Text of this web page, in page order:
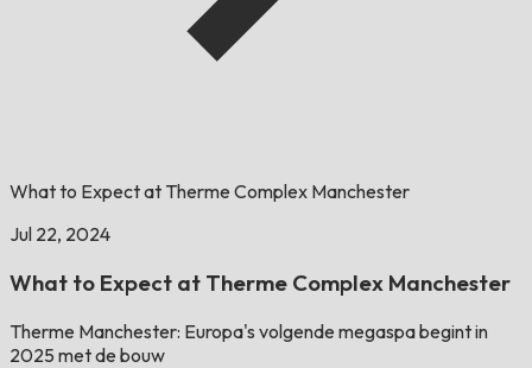
What to Expect at Therme Complex Manchester
Jul 22, 2024
What to Expect at Therme Complex Manchester
Therme Manchester: Europa's volgende megaspa begint in
2025 met de bouw